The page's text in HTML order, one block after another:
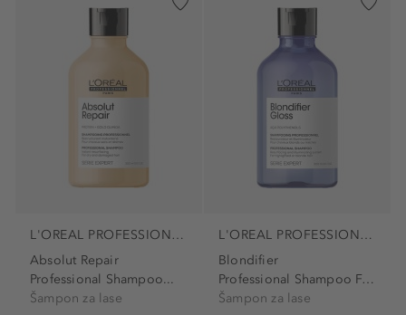
L'OREAL PROFESSIONNEL PARIS
Absolut Repair
Professional Shampoo...
Šampon za lase
L'OREAL PROFESSIONNEL PARIS
Blondifier
Professional Shampoo For...
Šampon za lase